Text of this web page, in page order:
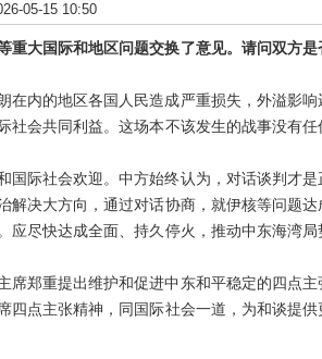
05-15 10:50
重大国际和地区问题交换了意见。请问双方
内的地区各国人民造成严重损失，外溢影
会共同利益。这场本不该发生的战事没有
际社会欢迎。中方始终认为，对话谈判才
决大方向，通过对话协商，就伊核等问题
尽快达成全面、持久停火，推动中东海湾
郑重提出维护和促进中东和平稳定的四点
点主张精神，同国际社会一道，为和谈提